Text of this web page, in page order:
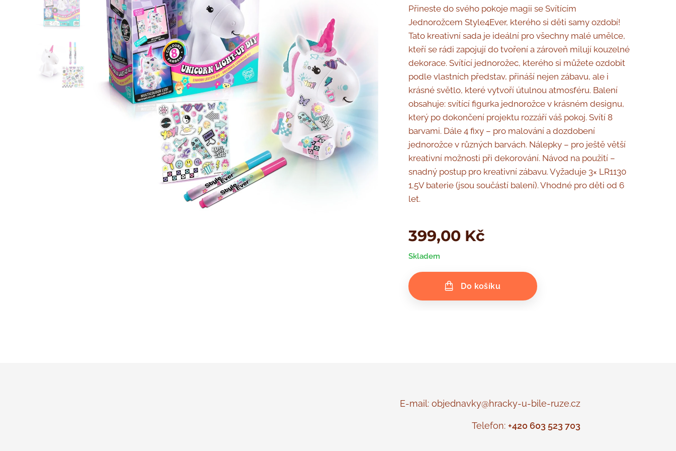
Přineste do svého pokoje magii se Svítícím
Jednorožcem Style4Ever, kterého si děti samy ozdobí!
Tato kreativní sada je ideální pro všechny malé umělce,
kteří se rádi zapojují do tvoření a zároveň milují kouzelné
dekorace. Svítící jednorožec, kterého si můžete ozdobit
podle vlastních představ, přináší nejen zábavu, ale i
krásné světlo, které vytvoří útulnou atmosféru. Balení
obsahuje: svítící figurka jednorožce v krásném designu,
který po dokončení projektu rozzáří váš pokoj. Svítí 8
barvami. Dále 4 fixy – pro malování a dozdobení
jednorožce v různých barvách. Nálepky – pro ještě větší
kreativní možnosti při dekorování. Návod na použití –
snadný postup pro kreativní zábavu. Vyžaduje 3× LR1130
1,5V baterie (jsou součástí balení). Vhodné pro děti od 6
let.
399,00 Kč
Skladem
Do košíku
E-mail: objednavky@hracky-u-bile-ruze.cz
Telefon: +420 603 523 703